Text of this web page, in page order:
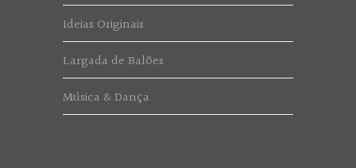
Ideias Originais
Largada de Balões
Música & Dança